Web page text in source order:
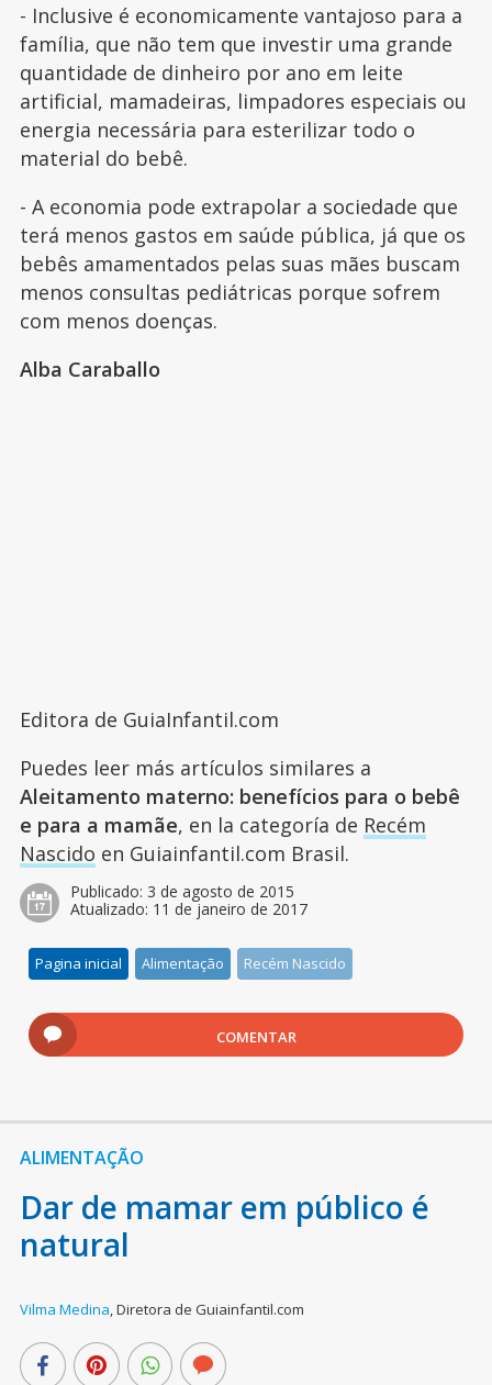
- Inclusive é economicamente vantajoso para a
família, que não tem que investir uma grande
quantidade de dinheiro por ano em leite
artificial, mamadeiras, limpadores especiais ou
energia necessária para esterilizar todo o
material do bebê.
- A economia pode extrapolar a sociedade que
terá menos gastos em saúde pública, já que os
bebês amamentados pelas suas mães buscam
menos consultas pediátricas porque sofrem
com menos doenças.
Alba Caraballo
Editora de GuiaInfantil.com
Puedes leer más artículos similares a
Aleitamento materno: benefícios para o bebê
e para a mamãe, en la categoría de Recém
Nascido en Guiainfantil.com Brasil.
Publicado: 3 de agosto de 2015
Atualizado: 11 de janeiro de 2017
Pagina inicial Alimentação Recém Nascido
COMENTAR
ALIMENTAÇÃO
Dar de mamar em público é
natural
Vilma Medina,Diretora de Guiainfantil.com